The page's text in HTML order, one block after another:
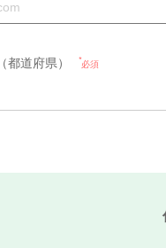
（都道府県） 必須